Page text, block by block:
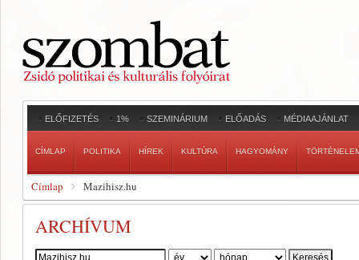
ELŐFIZETÉS 1% SZEMINÁRIUM ELŐADÁS MÉDIAAJÁNLAT
CÍMLAP POLITIKA HÍREK KULTÚRA HAGYOMÁNY
Címlap Mazihisz.hu
ARCHÍVUM
Szerző: